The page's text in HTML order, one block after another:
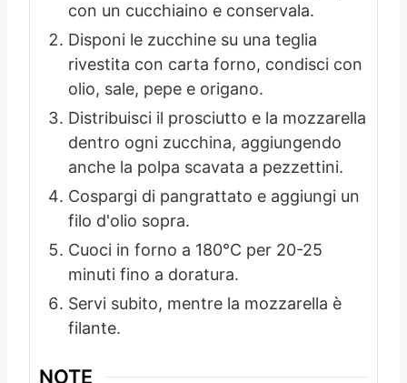
con un cucchiaino e conservala.
Disponi le zucchine su una teglia
rivestita con carta forno, condisci con
olio, sale, pepe e origano.
Distribuisci il prosciutto e la mozzarella
dentro ogni zucchina, aggiungendo
anche la polpa scavata a pezzettini.
Cospargi di pangrattato e aggiungi un
filo d'olio sopra.
Cuoci in forno a 180°C per 20-25
minuti fino a doratura.
Servi subito, mentre la mozzarella è
filante.
NOTE